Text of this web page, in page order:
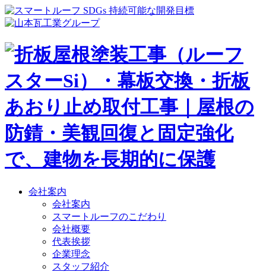
会社案内
会社案内
スマートルーフのこだわり
会社概要
代表挨拶
企業理念
スタッフ紹介